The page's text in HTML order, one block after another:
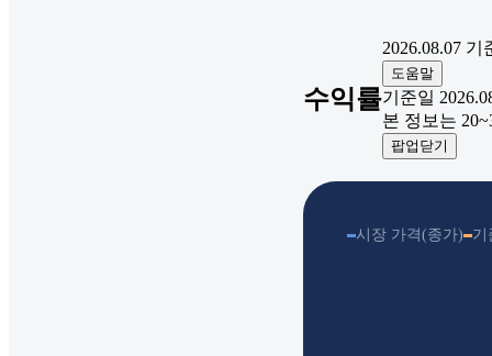
수익률
2026.08.07 기
도움말
기준일
본 정보는
팝업닫기
시장 가격(종가) 기